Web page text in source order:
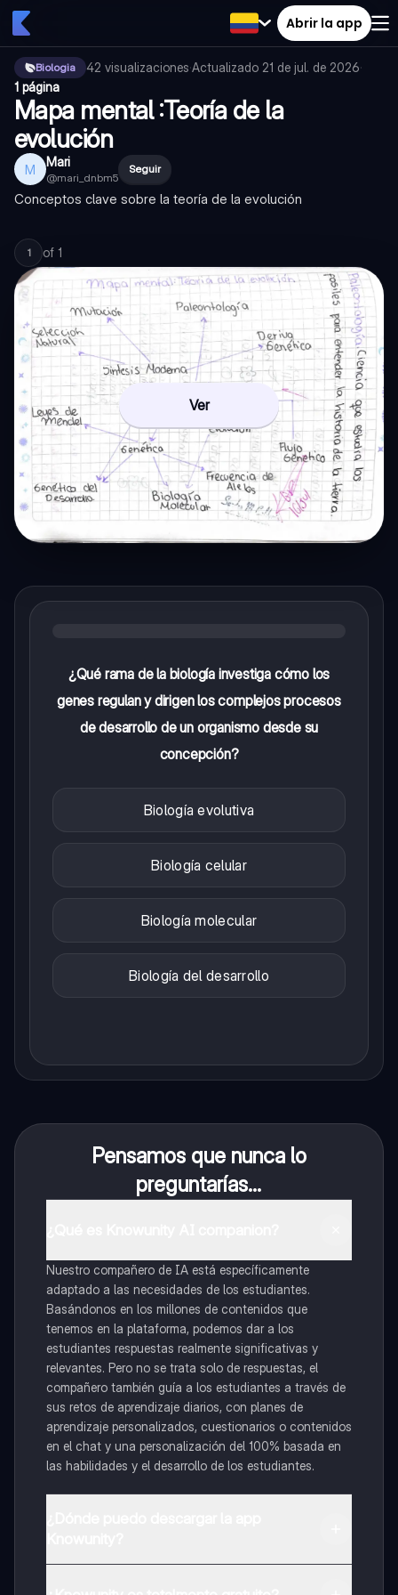
Abrir la app
Biologia 42 visualizaciones·Actualizado 21 de jul. de 2026·
1 página
Mapa mental :Teoría de la
evolución
M Mari
@mari_dnbm5
Seguir
Conceptos clave sobre la teoría de la evolución
1 of 1
Ver
¿Qué rama de la biología investiga cómo los
genes regulan y dirigen los complejos procesos
de desarrollo de un organismo desde su
concepción?
Biología evolutiva
Biología celular
Biología molecular
Biología del desarrollo
Pensamos que nunca lo
preguntarías...
Nuestro compañero de IA está específicamente
adaptado a las necesidades de los estudiantes.
Basándonos en los millones de contenidos que
tenemos en la plataforma, podemos dar a los
estudiantes respuestas realmente significativas y
relevantes. Pero no se trata solo de respuestas, el
compañero también guía a los estudiantes a través de
sus retos de aprendizaje diarios, con planes de
aprendizaje personalizados, cuestionarios o contenidos
en el chat y una personalización del 100% basada en
las habilidades y el desarrollo de los estudiantes.